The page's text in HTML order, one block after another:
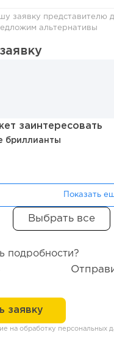
заявку представителю
альтернативы
заинтересовать
бриллианты
Показать
подробности?
на обработку персональных